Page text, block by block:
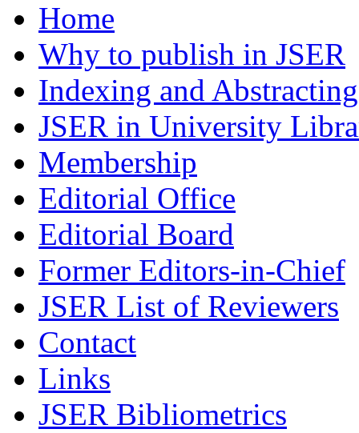
Home
Why to publish in JSER
Indexing and Abstracting
JSER in University
Membership
Editorial Office
Editorial Board
Former Editors-in-Chief
JSER List of Reviewers
Contact
Links
JSER Bibliometrics